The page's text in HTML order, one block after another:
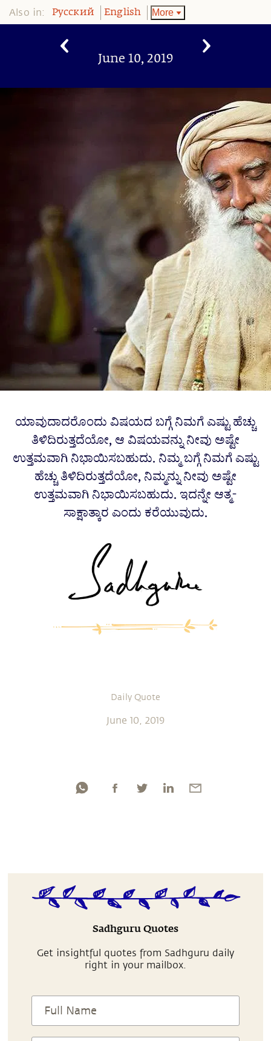
Also in: Pусский English More
June 10, 2019
ಯಾವುದಾದರೊಂದು ವಿಷಯದ ಬಗ್ಗೆ ನಿಮಗೆ ಎಷ್ಟು ಹೆಚ್ಚು
ತಿಳಿದಿರುತ್ತದೆಯೋ, ಆ ವಿಷಯವನ್ನು ನೀವು ಅಷ್ಟೇ
ಉತ್ತಮವಾಗಿ ನಿಭಾಯಿಸಬಹುದು. ನಿಮ್ಮ ಬಗ್ಗೆ ನಿಮಗೆ ಎಷ್ಟು
ಹೆಚ್ಚು ತಿಳಿದಿರುತ್ತದೆಯೋ, ನಿಮ್ಮನ್ನು ನೀವು ಅಷ್ಟೇ
ಉತ್ತಮವಾಗಿ ನಿಭಾಯಿಸಬಹುದು. ಇದನ್ನೇ ಆತ್ಮ-
ಸಾಕ್ಷಾತ್ಕಾರ ಎಂದು ಕರೆಯುವುದು.
Daily Quote
June 10, 2019
Sadhguru Quotes
Get insightful quotes from Sadhguru daily
right in your mailbox.